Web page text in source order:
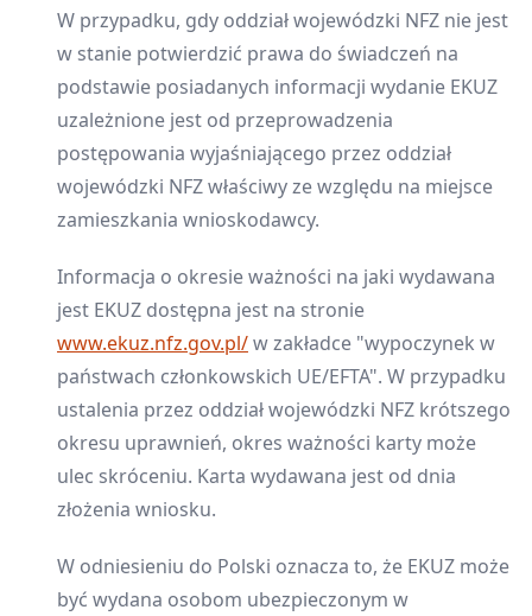
W przypadku, gdy oddział wojewódzki NFZ nie jest
w stanie potwierdzić prawa do świadczeń na
podstawie posiadanych informacji wydanie EKUZ
uzależnione jest od przeprowadzenia
postępowania wyjaśniającego przez oddział
wojewódzki NFZ właściwy ze względu na miejsce
zamieszkania wnioskodawcy.
Informacja o okresie ważności na jaki wydawana
jest EKUZ dostępna jest na stronie
www.ekuz.nfz.gov.pl/w zakładce "wypoczynek w
państwach członkowskich UE/EFTA". W przypadku
ustalenia przez oddział wojewódzki NFZ krótszego
okresu uprawnień, okres ważności karty może
ulec skróceniu. Karta wydawana jest od dnia
złożenia wniosku.
W odniesieniu do Polski oznacza to, że EKUZ może
być wydana osobom ubezpieczonym w